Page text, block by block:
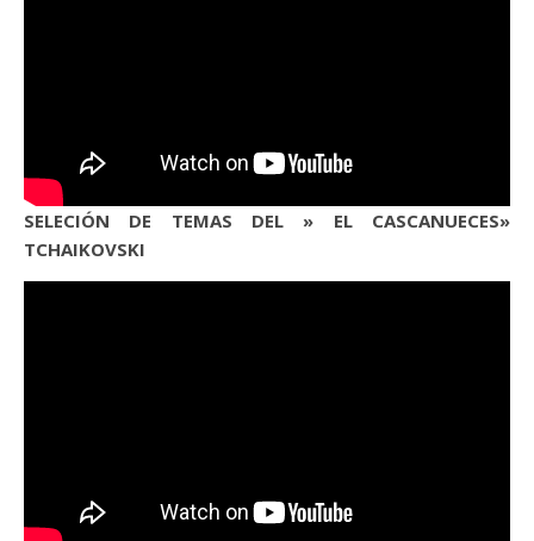
SELECIÓN DE TEMAS DEL » EL CASCANUECES»
TCHAIKOVSKI